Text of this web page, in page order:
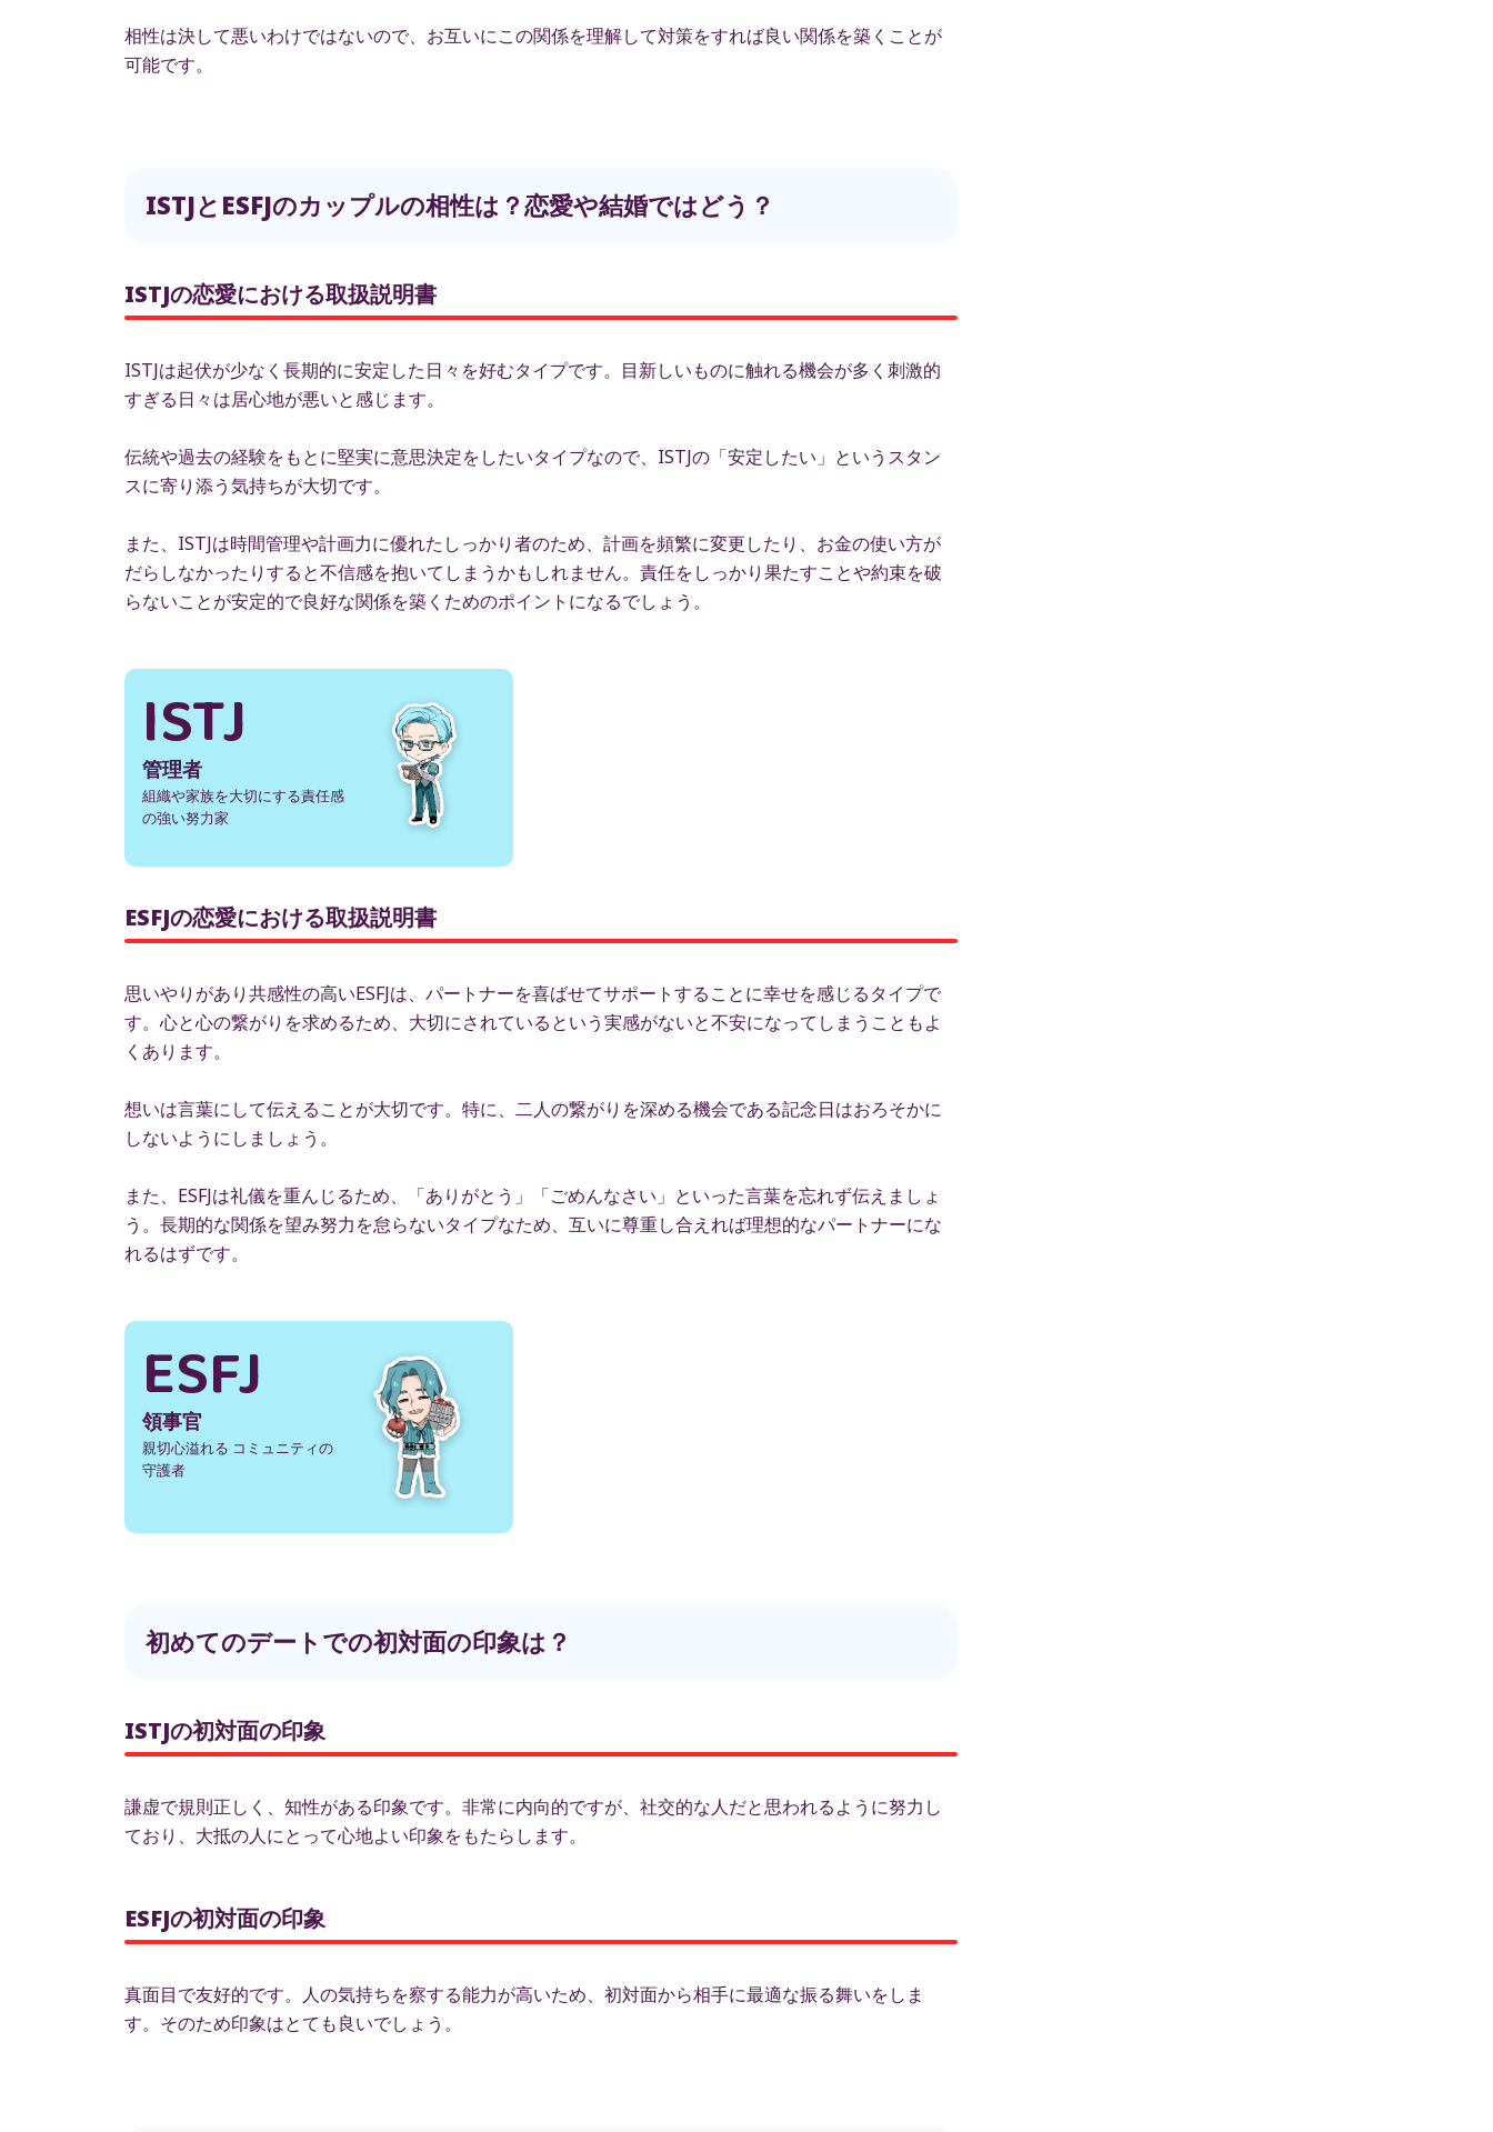
相性は決して悪いわけではないので、お互いにこの関係を理解して対策をすれば良い関係を築くことが
可能です。
ISTJとESFJのカップルの相性は？恋愛や結婚ではどう？
ISTJの恋愛における取扱説明書
ISTJは起伏が少なく長期的に安定した日々を好むタイプです。目新しいものに触れる機会が多く刺激的
すぎる日々は居心地が悪いと感じます。
伝統や過去の経験をもとに堅実に意思決定をしたいタイプなので、ISTJの「安定したい」というスタン
スに寄り添う気持ちが大切です。
また、ISTJは時間管理や計画力に優れたしっかり者のため、計画を頻繁に変更したり、お金の使い方が
だらしなかったりすると不信感を抱いてしまうかもしれません。責任をしっかり果たすことや約束を破
らないことが安定的で良好な関係を築くためのポイントになるでしょう。
ISTJ
管理者
組織や家族を大切にする責任感
の強い努力家
ESFJの恋愛における取扱説明書
思いやりがあり共感性の高いESFJは、パートナーを喜ばせてサポートすることに幸せを感じるタイプで
す。心と心の繋がりを求めるため、大切にされているという実感がないと不安になってしまうこともよ
くあります。
想いは言葉にして伝えることが大切です。特に、二人の繋がりを深める機会である記念日はおろそかに
しないようにしましょう。
また、ESFJは礼儀を重んじるため、「ありがとう」「ごめんなさい」といった言葉を忘れず伝えましょ
う。長期的な関係を望み努力を怠らないタイプなため、互いに尊重し合えれば理想的なパートナーにな
れるはずです。
ESFJ
領事官
親切心溢れる コミュニティの
守護者
初めてのデートでの初対面の印象は？
ISTJの初対面の印象
謙虚で規則正しく、知性がある印象です。非常に内向的ですが、社交的な人だと思われるように努力し
ており、大抵の人にとって心地よい印象をもたらします。
ESFJの初対面の印象
真面目で友好的です。人の気持ちを察する能力が高いため、初対面から相手に最適な振る舞いをしま
す。そのため印象はとても良いでしょう。